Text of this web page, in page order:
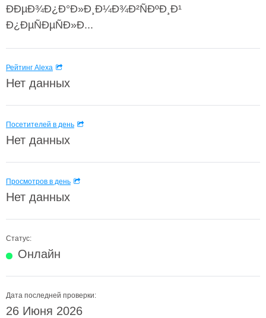
ÐÐµÐ¾Ð¿Ð°Ð»Ð¸Ð¼Ð¾Ð²ÑÐºÐ¸Ð¹
Ð¿ÐµÑÐµÑÐ»Ð...
Рейтинг Alexa
Нет данных
Посетителей в день
Нет данных
Просмотров в день
Нет данных
Статус:
Онлайн
Дата последней проверки:
26 Июня 2026